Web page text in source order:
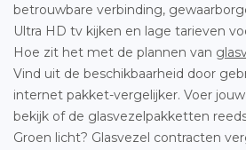
betrouwbare verbinding,
Ultra HD tv kijken en lage tarieven
Hoe zit het met de plannen van
Vind uit de beschikbaarheid door
internet pakket-vergelijker. Voer
bekijk of de glasvezelpakketten
Groen licht? Glasvezel contracten